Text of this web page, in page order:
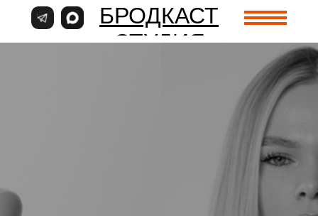
БРОДКАСТ
СТУДИЯ